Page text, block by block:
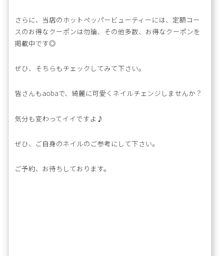
さらに、当店のホットペッパービューティーには、定額コー
スのお得なクーポンは勿論、その他多数、お得なクーポンを
掲載中です◎
ぜひ、そちらもチェックしてみて下さい。
皆さんもaobaで、綺麗に可愛くネイルチェンジしませんか？
気分も変わってイイですよ♪
ぜひ、ご自身のネイルのご参考にして下さい。
ご予約、お待ちしております。